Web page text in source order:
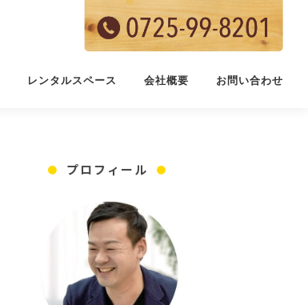
レンタルスペース 会社概要 お問い合わせ
プロフィール